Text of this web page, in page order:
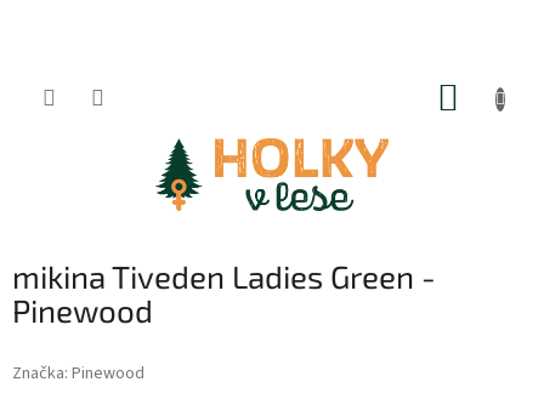
mikina Tiveden Ladies Green -
Pinewood
Značka: Pinewood